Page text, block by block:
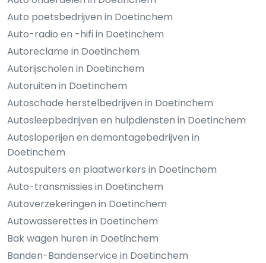
Auto poetsbedrijven in Doetinchem
Auto-radio en -hifi in Doetinchem
Autoreclame in Doetinchem
Autorijscholen in Doetinchem
Autoruiten in Doetinchem
Autoschade herstelbedrijven in Doetinchem
Autosleepbedrijven en hulpdiensten in Doetinchem
Autosloperijen en demontagebedrijven in
Doetinchem
Autospuiters en plaatwerkers in Doetinchem
Auto-transmissies in Doetinchem
Autoverzekeringen in Doetinchem
Autowasserettes in Doetinchem
Bak wagen huren in Doetinchem
Banden-Bandenservice in Doetinchem